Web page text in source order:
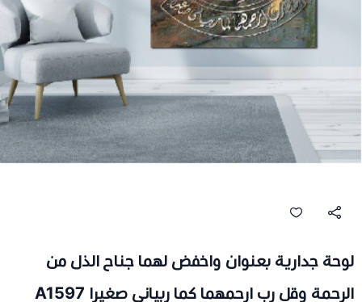
لوحة جدارية بعنوان واخفض لهما جناح الذل من
الرحمة وقل رب ارحمهما كما ربياني صغيرا A1597